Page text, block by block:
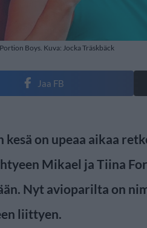
Boys. Kuva: Jocka Träskbäck
Jaa FB
kesä on upeaa aikaa
Mikael ja Tiina
Nyt avioparilta on
liittyen.